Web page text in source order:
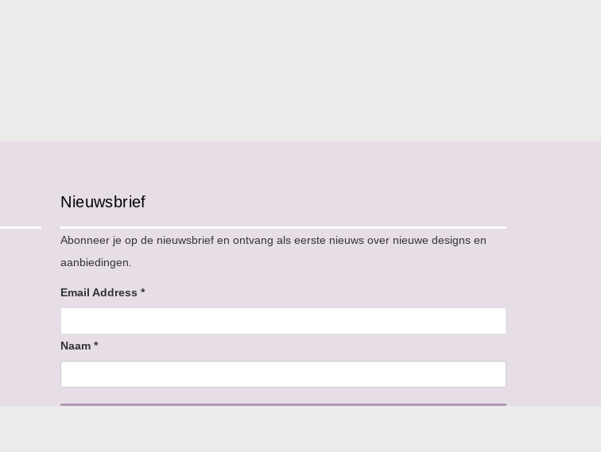
Nieuwsbrief
Abonneer je op de nieuwsbrief en ontvang als eerste nieuws over nieuwe designs en
aanbiedingen.
Email Address*
Naam*